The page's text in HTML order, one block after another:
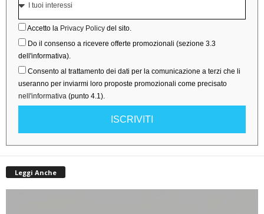
Accetto la Privacy Policy del sito.
Do il consenso a ricevere offerte promozionali (sezione 3.3
dell'informativa).
Consento al trattamento dei dati per la comunicazione a terzi che li
useranno per inviarmi loro proposte promozionali come precisato
nell'informativa (punto 4.1).
ISCRIVITI
Leggi Anche